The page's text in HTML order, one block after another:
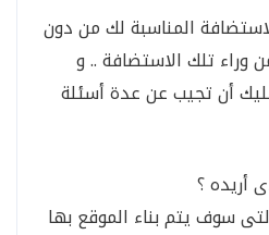
المناسبة لك من دون
وراء تلك الاستضافة .. و
أن تجيب عن عدة أسئلة
أريده ؟
سوف يتم بناء الموقع بها